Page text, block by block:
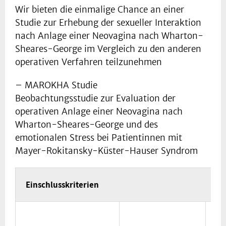
Wir bieten die einmalige Chance an einer
Studie zur Erhebung der sexueller Interaktion
nach Anlage einer Neovagina nach Wharton-
Sheares-George im Vergleich zu den anderen
operativen Verfahren teilzunehmen
– MAROKHA Studie
Beobachtungsstudie zur Evaluation der
operativen Anlage einer Neovagina nach
Wharton-Sheares-George und des
emotionalen Stress bei Patientinnen mit
Mayer-Rokitansky-Küster-Hauser Syndrom
Einschlusskriterien